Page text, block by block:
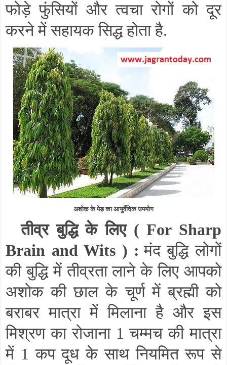
फोड़े फुंसियों और त्वचा रोगों को दूर
करने में सहायक सिद्ध होता है.
अशोक के पेड़ का आयुर्वेदिक उपयोग
तीव्र बुद्धि के लिए ( For Sharp
Brain and Wits ) : मंद बुद्धि लोगों
की बुद्धि में तीव्रता लाने के लिए आपको
अशोक की छाल के चूर्ण में ब्रह्मी को
बराबर मात्रा में मिलाना है और इस
मिश्रण का रोजाना 1 चम्मच की मात्रा
में 1 कप दूध के साथ नियमित रूप से